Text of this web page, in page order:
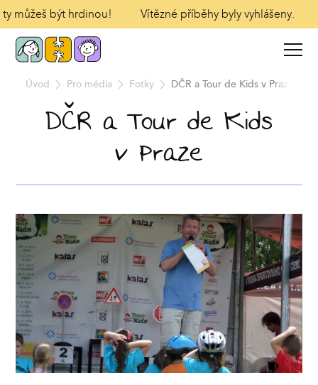
můžeš být hrdinou! Vítězné příběhy byly vyhlášeny.
Úvod Pro média Fotky DČR a Tour de Kids v Praze
DČR a Tour de Kids
v Praze